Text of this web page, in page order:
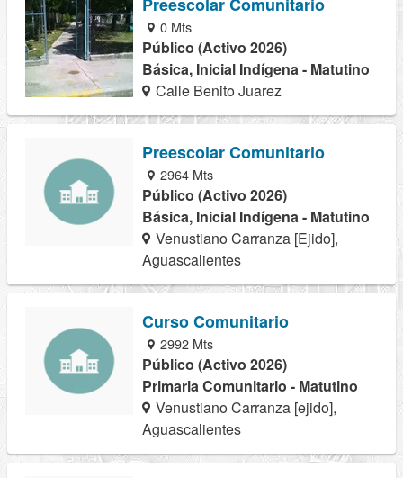
0 Mts
Público (Activo 2026)
Básica, Inicial Indígena - Matutino
Calle Benito Juarez
Preescolar Comunitario
2964 Mts
Público (Activo 2026)
Básica, Inicial Indígena - Matutino
Venustiano Carranza [Ejido],
Aguascalientes
Curso Comunitario
2992 Mts
Público (Activo 2026)
Primaria Comunitario - Matutino
Venustiano Carranza [ejido],
Aguascalientes